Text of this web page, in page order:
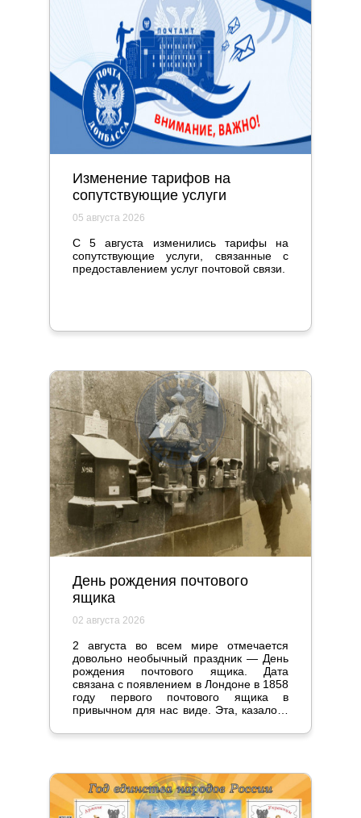
Изменение тарифов на
сопутствующие услуги
05 августа 2026
С 5 августа изменились тарифы на
сопутствующие услуги, связанные с
предоставлением услуг почтовой связи.
День рождения почтового
ящика
02 августа 2026
2 августа во всем мире отмечается
довольно необычный праздник — День
рождения почтового ящика. Дата
связана с появлением в Лондоне в 1858
году первого почтового ящика в
привычном для нас виде. Эта, казалось
и серьезно повлияла на жизнь